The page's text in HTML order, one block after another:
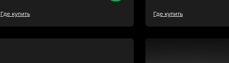
Где купить Где купить